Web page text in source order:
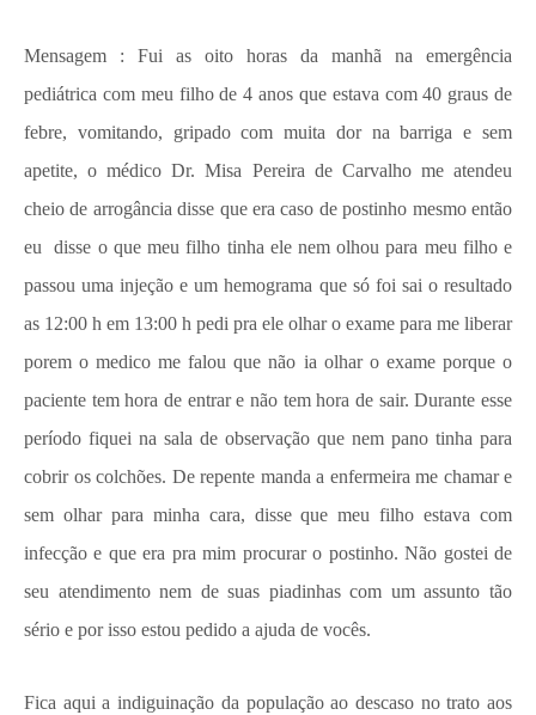
Mensagem : Fui as oito horas da manhã na emergência
pediátrica com meu filho de 4 anos que estava com 40 graus de
febre, vomitando, gripado com muita dor na barriga e sem
apetite, o médico Dr. Misa Pereira de Carvalho me atendeu
cheio de arrogância disse que era caso de postinho mesmo então
eu disse o que meu filho tinha ele nem olhou para meu filho e
passou uma injeção e um hemograma que só foi sai o resultado
as 12:00 h em 13:00 h pedi pra ele olhar o exame para me liberar
porem o medico me falou que não ia olhar o exame porque o
paciente tem hora de entrar e não tem hora de sair. Durante esse
período fiquei na sala de observação que nem pano tinha para
cobrir os colchões. De repente manda a enfermeira me chamar e
sem olhar para minha cara, disse que meu filho estava com
infecção e que era pra mim procurar o postinho. Não gostei de
seu atendimento nem de suas piadinhas com um assunto tão
sério e por isso estou pedido a ajuda de vocês.
Fica aqui a indiguinação da população ao descaso no trato aos